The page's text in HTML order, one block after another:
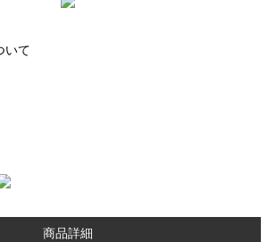
いて
商品詳細